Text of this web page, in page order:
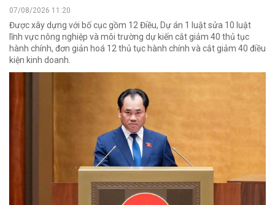
07/08/2026 11:20
Được xây dựng với bố cục gồm 12 Điều, Dự án 1 luật sửa 10 luật
lĩnh vực nông nghiệp và môi trường dự kiến cắt giảm 40 thủ tục
hành chính, đơn giản hoá 12 thủ tục hành chính và cắt giảm 40 điều
kiện kinh doanh.